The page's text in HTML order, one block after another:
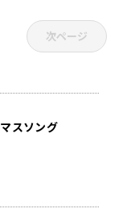
次ページ
スソング